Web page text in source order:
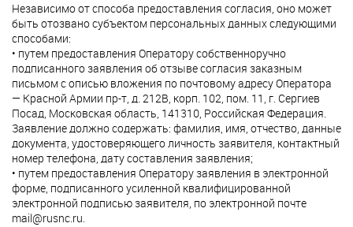
Независимо от способа предоставления согласия, оно может
быть отозвано субъектом персональных данных следующими
способами:
• путем предоставления Оператору собственноручно
подписанного заявления об отзыве согласия заказным
письмом с описью вложения по почтовому адресу Оператора
— Красной Армии пр-т, д. 212В, корп. 102, пом. 11, г. Сергиев
Посад, Московская область, 141310, Российская Федерация.
Заявление должно содержать: фамилия, имя, отчество, данные
документа, удостоверяющего личность заявителя, контактный
номер телефона, дату составления заявления;
• путем предоставления Оператору заявления в электронной
форме, подписанного усиленной квалифицированной
электронной подписью заявителя, по электронной почте
mail@rusnc.ru.